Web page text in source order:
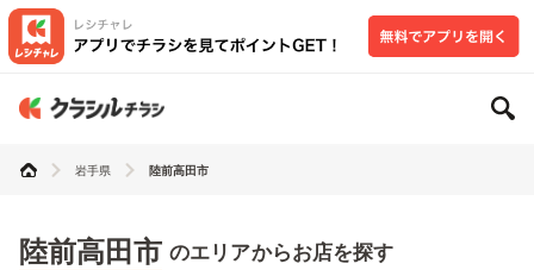
岩手県 陸前高田市
陸前高田市 のエリアからお店を探す